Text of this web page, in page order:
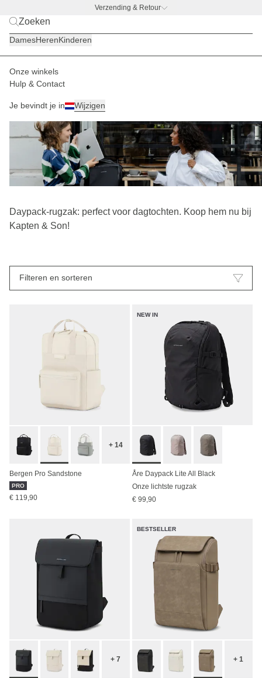
Verzending & Retour
DamesHerenKinderen
Onze winkels
Hulp & Contact
Je bevindt je in Wijzigen
Daypack-rugzak
Daypack-rugzak: perfect voor dagtochten. Koop hem nu bij
Kapten & Son!
Filteren en sorteren
+ 14
Bergen Pro Sandstone
PRO
€ 119,90
NEW IN
Åre Daypack Lite All Black
Onze lichtste rugzak
€ 99,90
+ 7
BESTSELLER
+ 1